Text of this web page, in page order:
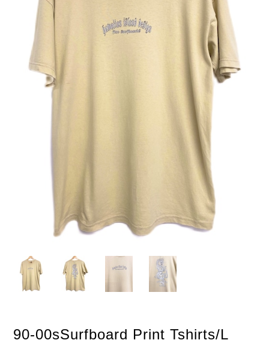
90-00sSurfboard Print Tshirts/L